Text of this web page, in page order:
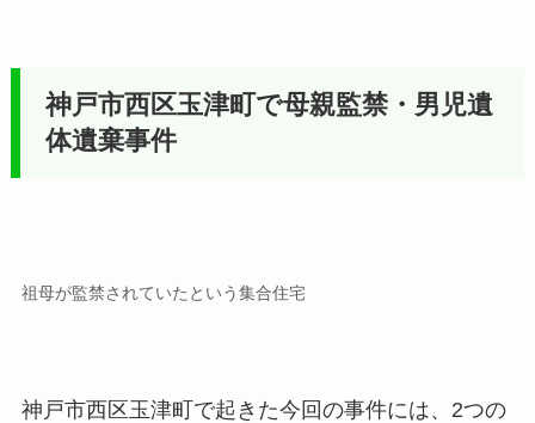
神戸市西区玉津町で母親監禁・男児遺
体遺棄事件
祖母が監禁されていたという集合住宅
神戸市西区玉津町で起きた今回の事件には、2つの